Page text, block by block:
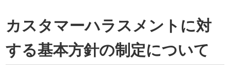
カスタマーハラスメントに対
する基本方針の制定について